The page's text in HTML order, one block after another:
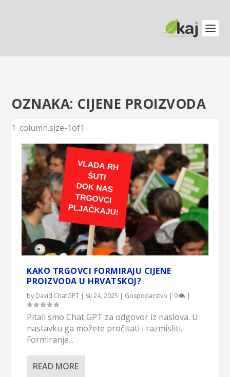
OZNAKA: CIJENE PROIZVODA
KAKO TRGOVCI FORMIRAJU CIJENE
PROIZVODA U HRVATSKOJ?
by David ChatGPT | sij 24, 2025 | Gospodarstvo | 0 |
Pitali smo Chat GPT za odgovor iz naslova. U
nastavku ga možete pročitati i razmisliti.
Formiranje...
READ MORE